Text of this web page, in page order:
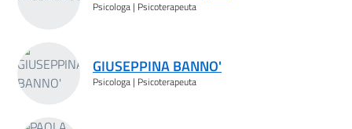
Psicologa | Psicoterapeuta
GIUSEPPINA BANNO'
Psicologa | Psicoterapeuta